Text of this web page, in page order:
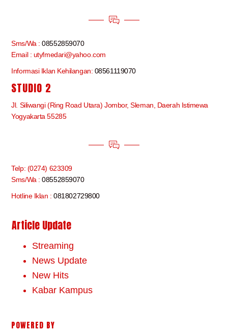
Sms/Wa :08552859070
Email : utyfmedari@yahoo.com
Informasi Iklan Kehilangan: 08561119070
STUDIO 2
Jl. Siliwangi (Ring Road Utara) Jombor, Sleman, Daerah Istimewa
Yogyakarta 55285
Telp: (0274) 623309
Sms/Wa :08552859070
Hotline Iklan :081802729800
Article Update
Streaming
News Update
New Hits
Kabar Kampus
POWERED BY